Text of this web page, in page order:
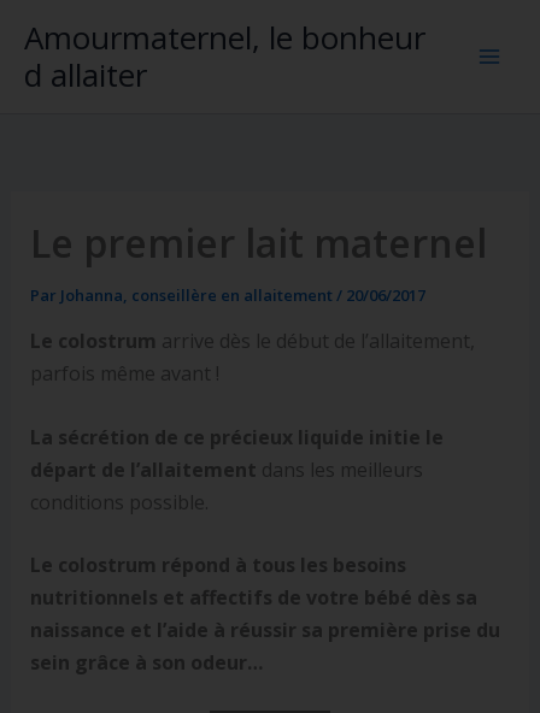
contenu
Amourmaternel, le bonheur
d allaiter
Le premier lait maternel
Par Johanna, conseillère en allaitement/ 20/06/2017
Le colostrum arrive dès le début de l’allaitement,
parfois même avant !
La sécrétion de ce précieux liquide initie le
départ de l’allaitement dans les meilleurs
conditions possible.
Le colostrum répond à tous les besoins
nutritionnels et affectifs de votre bébé dès sa
naissance et l’aide à réussir sa première prise du
sein grâce à son odeur…